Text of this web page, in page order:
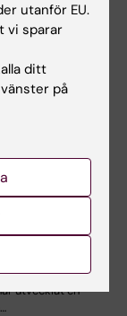
upptäckt
Karolinska
utvecklat en
utanför EU.
vi sparar
ditt
på